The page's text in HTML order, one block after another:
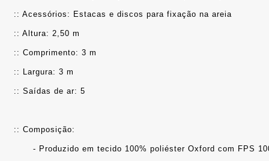
:: Acessórios: Estacas e discos para fixação na areia
:: Altura: 2,50 m
:: Comprimento: 3 m
:: Largura: 3 m
:: Saídas de ar: 5
:: Composição:
- Produzido em tecido 100% poliéster Oxford com FPS